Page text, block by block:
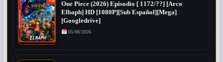
One Piece (2026) Episodio [ 1172/??] [Arco
Elbaph] HD [1080P][Sub Español][Mega]
[Googledrive]
05/08/2026